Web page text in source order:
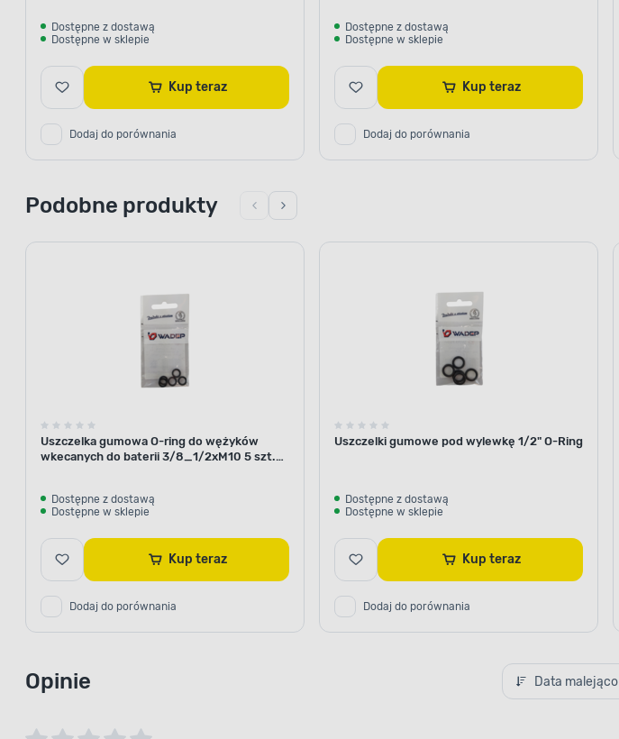
Dostępne z dostawą
Dostępne w sklepie
Kup teraz
Dodaj do porównania
Dostępne z dostawą
Dostępne w sklepie
Kup teraz
Dodaj do porównania
Podobne produkty
Uszczelka gumowa O-ring do wężyków
wkecanych do baterii 3/8_1/2xM10 5 szt.
Dostępne z dostawą
Dostępne w sklepie
Kup teraz
Dodaj do porównania
Uszczelki gumowe pod wylewkę 1/2" O-Ring
Dostępne z dostawą
Dostępne w sklepie
Kup teraz
Dodaj do porównania
Opinie Data malejąco